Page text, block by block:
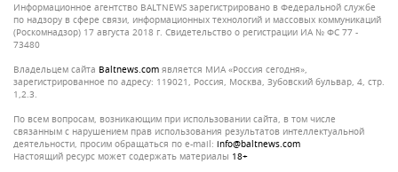
Информационное агентство BALTNEWS зарегистрировано в Федеральной службе
по надзору в сфере связи, информационных технологий и массовых коммуникаций
(Роскомнадзор) 17 августа 2018 г. Свидетельство о регистрации ИА № ФС 77 -
73480
Владельцем сайта
baltnews.com является МИА «Россия сегодня»,
зарегистрированное по адресу: 119021, Россия, Москва, Зубовский бульвар, 4, стр.
1,2.3.
По всем вопросам, возникающим при использовании сайта, в том числе
связанным с нарушением прав использования результатов интеллектуальной
деятельности, просим обращаться по e-mail: info@baltnews.com
Настоящий ресурс может содержать материалы 18+